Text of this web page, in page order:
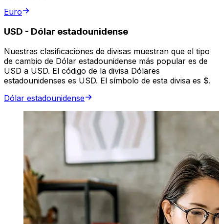
Euro
USD - Dólar estadounidense
Nuestras clasificaciones de divisas muestran que el tipo
de cambio de Dólar estadounidense más popular es de
USD a USD. El código de la divisa Dólares
estadounidenses es USD. El símbolo de esta divisa es $.
Dólar estadounidense